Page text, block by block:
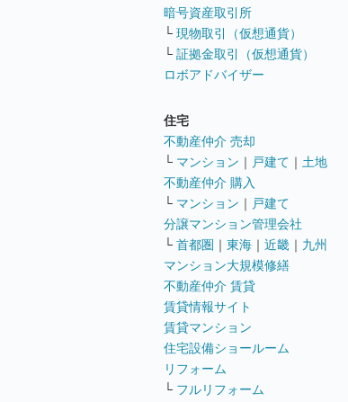
暗号資産取引所
└ 現物取引（仮想通貨）
└ 証拠金取引（仮想通貨）
ロボアドバイザー
住宅
不動産仲介 売却
└ マンション ｜ 戸建て ｜ 土地
不動産仲介 購入
└ マンション ｜ 戸建て
分譲マンション管理会社
└ 首都圏 ｜ 東海 ｜ 近畿 ｜ 九州
マンション大規模修繕
不動産仲介 賃貸
賃貸情報サイト
賃貸マンション
住宅設備ショールーム
リフォーム
└ フルリフォーム